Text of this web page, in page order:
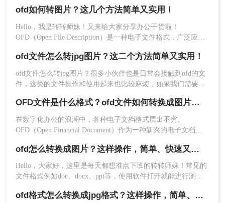
1、如果转换的OFD文件比较多，需要批量转
换，那么就需要下载转转大师批量OFD转换客
户端。
2、选择文件转换-OFD转图片，选择多个单个
文件添加进去就可以。
式，以便于查看、编辑或分享。那么OFD怎样转换成图片呢？
本文将介绍二种将OFD转换为图片的方法，帮助您轻松实现这
一操作。
ofd如何转图片？这几个方法简单又实用！
Hello，我是转转师妹！又来给大家分享办公干货啦！
OFD（Open File Description）是一种电子文件格式，广泛应用
换成图片格式，以便在其他软件或设备上查看和编辑。那么ofd
如何转图片呢？本文将介绍三种将OFD文件转换成图片格式的
方法，帮助您轻松实现格式转换。
ofd文件怎么转jpg图片？这二个方法简单又实用！
ofd文件怎么转jpg图片？很多小伙伴也是日常会接触到ofd的文
件，这类的文件操作和使用起来也比较麻烦，如果我们需要上
换为jpg格式，有需要的小伙伴快一起看看ofd转jpg图片的方法
吧！
OFD文件是什么格式？ofd文件如何转换成图片格式？
在数字化办公的浪潮中，各种电子文档格式层出不穷。
OFD（Open Financial Document）作为一种新兴的电子文档格
格式的基本概念，并详细讲解ofd文件如何转换成图片格式，以
便于更广泛的应用和分享。
ofd怎么转换成图片？这样操作，简单、快速又省事
Hello，大家好，这里是每天都想准点下班的转转师妹！常见的
文件格式例如doc、docx、ppt等，使用软件打开就能进行浏览
况。OFD文件可以说是中国版的PDF，今天就来给大家分享ofd
ofd格式怎么转换成jpg格式？这样操作，简单、快速又省事